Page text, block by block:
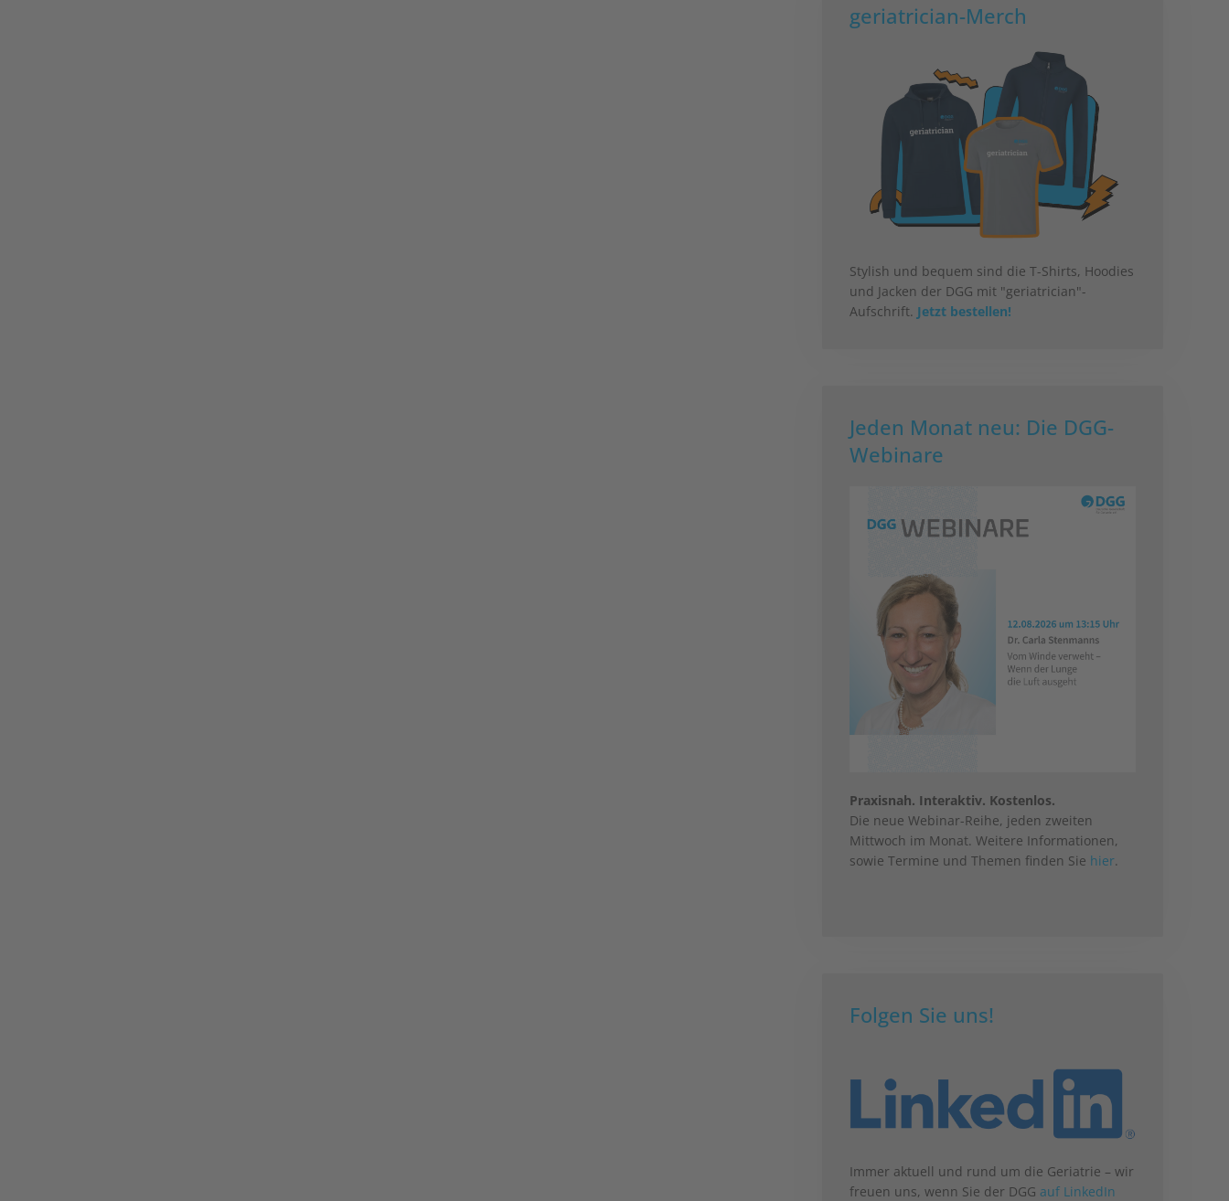
geriatrician-Merch
Stylish und bequem sind die T-Shirts, Hoodies
und Jacken der DGG mit "geriatrician"-
Aufschrift. Jetzt bestellen!
Jeden Monat neu: Die DGG-
Webinare
Praxisnah. Interaktiv. Kostenlos.
Die neue Webinar-Reihe, jeden zweiten
Mittwoch im Monat. Weitere Informationen,
sowie Termine und Themen finden Sie hier.
Folgen Sie uns!
Immer aktuell und rund um die Geriatrie – wir
freuen uns, wenn Sie der DGG auf LinkedIn